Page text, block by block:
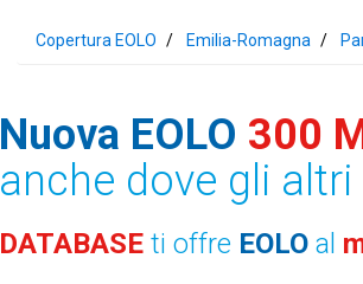
Copertura EOLO Emilia-Romagna
Nuova EOLO 300
anche dove gli
DATABASE ti offre EOLO al